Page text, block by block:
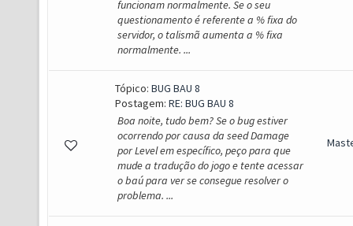
funcionam normalmente. Se o seu
questionamento é referente a % fixa do
servidor, o talismã aumenta a % fixa
normalmente. ...
Tópico: BUG BAU 8
Postagem: RE: BUG BAU 8
Boa noite, tudo bem? Se o bug estiver
ocorrendo por causa da seed Damage
por Level em específico, peço para que
mude a tradução do jogo e tente acessar
o baú para ver se consegue resolver o
problema. ...